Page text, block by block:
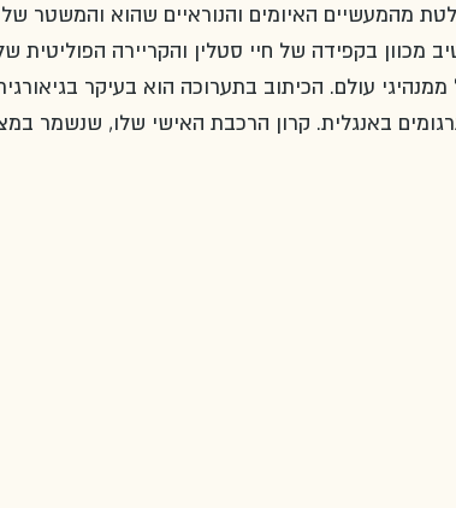
מהמעשיים האיומים והנוראיים שהוא והמשטר
מכוון בקפידה של חיי סטלין והקריירה הפוליטית
עולם. הכיתוב בתערוכה הוא בעיקר
באנגלית. קרון הרכבת האישי שלו, שנשמר